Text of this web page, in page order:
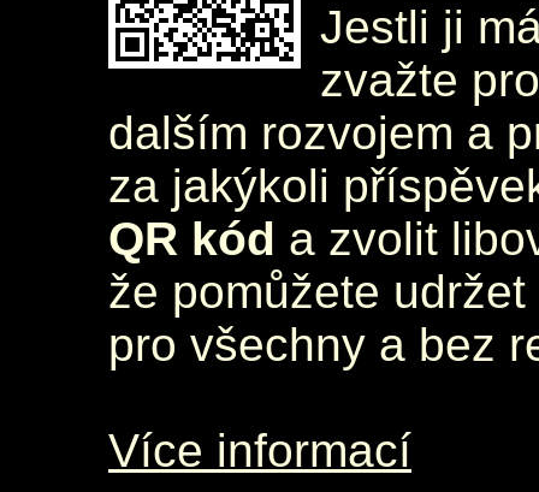
Jestli ji
zvažte
dalším rozvojem a
za jakýkoli
QR kód a zvolit
že pomůžete
pro všechny a bez
Více informací